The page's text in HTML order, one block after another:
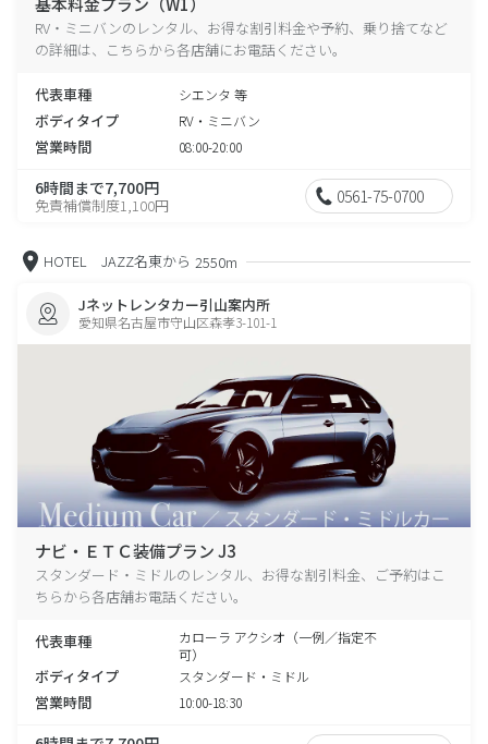
RV・ミニバンのレンタル、お得な割引料金や予約、乗り捨てなど
の詳細は、こちらから各店舗にお電話ください。
代表車種 シエンタ 等
ボディタイプ RV・ミニバン
営業時間 08:00-20:00
6時間まで7,700円
免責補償制度1,100円 0561-75-0700
HOTEL JAZZ名東から 2550m
Jネットレンタカー引山案内所
愛知県名古屋市守山区森孝3-101-1
ナビ・ＥＴＣ装備プラン J3
スタンダード・ミドルのレンタル、お得な割引料金、ご予約はこ
ちらから各店舗お電話ください。
代表車種
カローラ アクシオ（一例／指定不
可）
ボディタイプ スタンダード・ミドル
営業時間 10:00-18:30